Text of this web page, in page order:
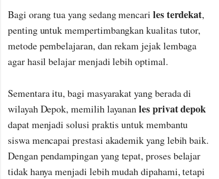
Bagi orang tua yang sedang mencari les terdekat,
penting untuk mempertimbangkan kualitas tutor,
metode pembelajaran, dan rekam jejak lembaga
agar hasil belajar menjadi lebih optimal.
Sementara itu, bagi masyarakat yang berada di
wilayah Depok, memilih layananles privat depok
dapat menjadi solusi praktis untuk membantu
siswa mencapai prestasi akademik yang lebih baik.
Dengan pendampingan yang tepat, proses belajar
tidak hanya menjadi lebih mudah dipahami, tetapi